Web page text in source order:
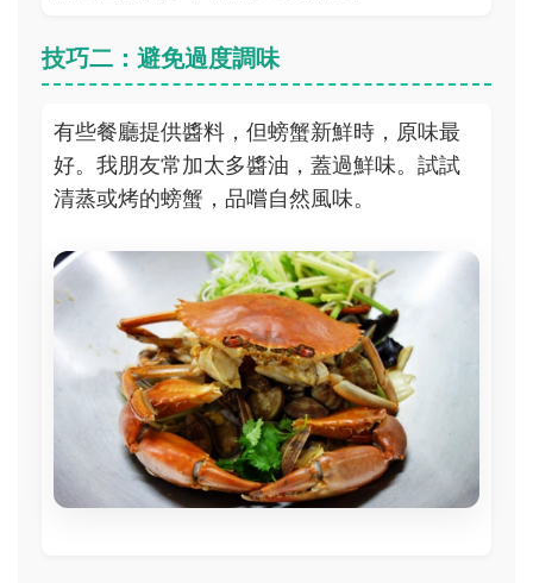
技巧二：避免過度調味
有些餐廳提供醬料，但螃蟹新鮮時，原味最
好。我朋友常加太多醬油，蓋過鮮味。試試
清蒸或烤的螃蟹，品嚐自然風味。